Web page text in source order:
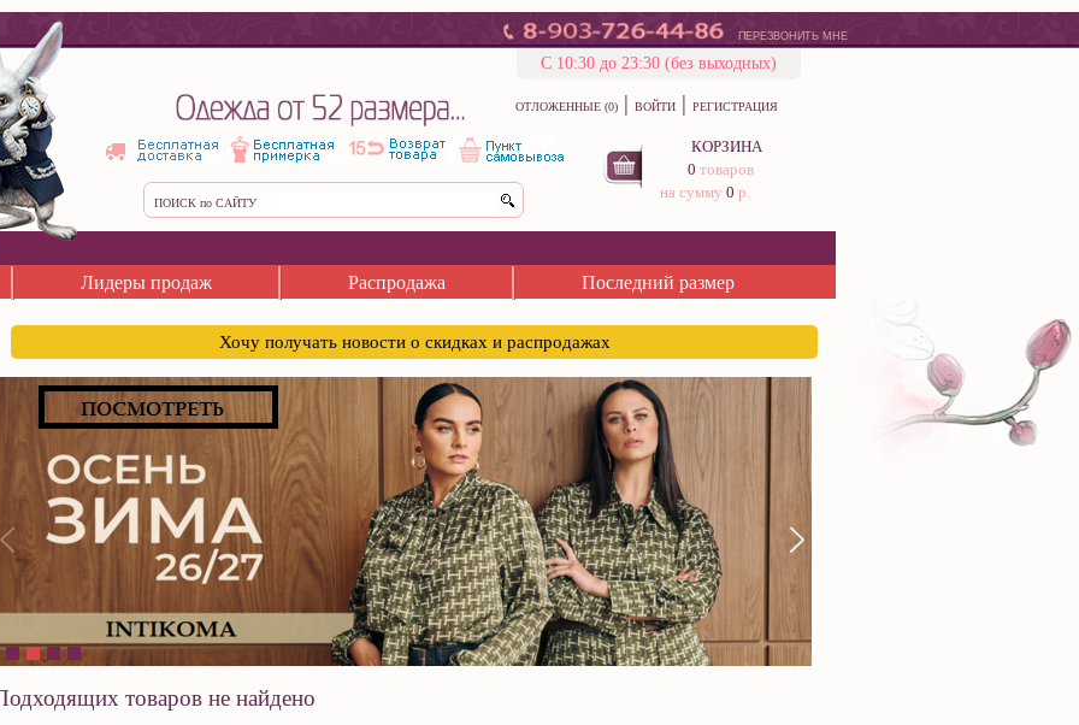
ПЕРЕЗВОНИТЬ МНЕ
С 10:30 до 23:30 (без выходных)
ОТЛОЖЕННЫЕ (0) | ВОЙТИ | РЕГИСТРАЦИЯ
КОРЗИНА
0 товаров
на сумму 0 р.
Лидеры продаж Распродажа Последний размер
Хочу получать новости о скидках и распродажах
товаров не найдено